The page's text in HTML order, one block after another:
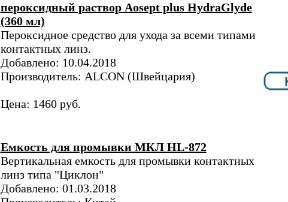
пероксидный раствор Aosept plus HydraGlyde
(360 мл)
Пероксидное средство для ухода за всеми типами
контактных линз.
Добавлено: 10.04.2018
Производитель: ALCON (Швейцария)
Цена: 1460 руб.
Емкость для промывки МКЛ HL-872
Вертикальная емкость для промывки контактных
линз типа "Циклон"
Добавлено: 01.03.2018